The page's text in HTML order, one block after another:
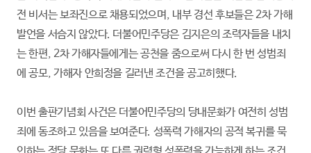
전 비서는 보좌진으로 채용되었으며, 내부 경선 후보들은 2차 가해
발언을 서슴지 않았다. 더불어민주당은 김지은의 조력자들을 내치
는 한편, 2차 가해자들에게는 공천을 줌으로써 다시 한 번 성범죄
에 공모, 가해자 안희정을 길러낸 조건을 공고히했다.
이번 출판기념회 사건은 더불어민주당의 당내문화가 여전히 성범
죄에 동조하고 있음을 보여준다. 성폭력 가해자의 공적 복귀를 묵